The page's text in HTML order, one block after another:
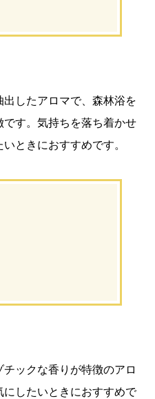
したアロマで、森林浴を
す。気持ちを落ち着かせ
ときにおすすめです。
ックな香りが特徴のアロ
したいときにおすすめで